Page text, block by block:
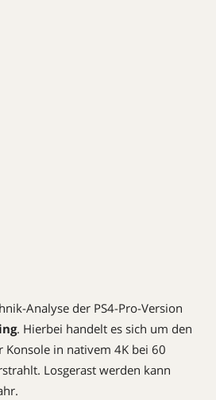
Analyse der PS4-Pro-Version
. Hierbei handelt es sich um den
Konsole in nativem 4K bei 60
Losgerast werden kann